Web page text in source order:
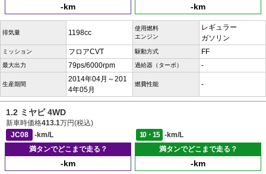
-km -km
排気量 1198cc
使用燃料
エンジン
レギュラー
ガソリン
ミッション フロアCVT 駆動方式 FF
最大出力 79ps/6000rpm 過給器（ターボ） -
生産期間
2014年04月～201
4年05月
燃費性能 -
1.2 ミヤビ 4WD
新車時価格413.1万円(税込)
JC08
-km/L 10・15
-km/L
満タンでどこまで走る？
-km
満タンでどこまで走る？
-km